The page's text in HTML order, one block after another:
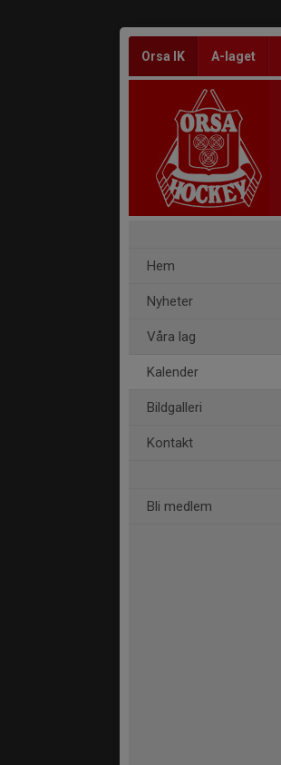
Orsa IK A-laget
Hem
Nyheter
Våra lag
Kalender
Bildgalleri
Kontakt
Bli medlem